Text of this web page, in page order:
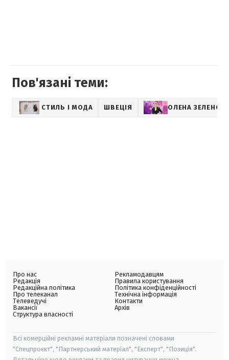
Пов'язані теми:
СТИЛЬ І МОДА ШВЕЦІЯ ОЛЕНА
Про нас
Редакція
Редакційна політика
Про телеканал
Телеведучі
Вакансії
Структура власності
Рекламодавцям
Правила користування
Політика конфіденційності
Технічна інформація
Контакти
Архів
Всі комерційні рекламні матеріали позначені словами
"Спецпроєкт", "Партнерський матеріал", "Експерт", "Позиція".